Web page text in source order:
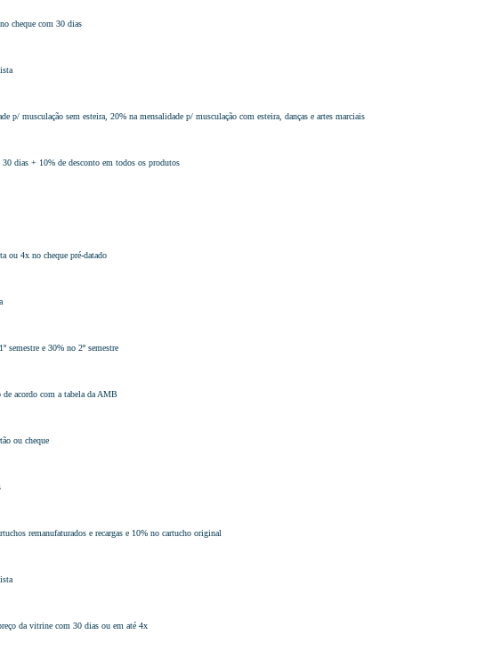
cheque com 30 dias
p/ musculação sem esteira, 20% na mensalidade p/ musculação com esteira, danças e artes marciais
30 dias + 10% de desconto em todos os produtos
ou 4x no cheque pré-datado
semestre e 30% no 2º semestre
de acordo com a tabela da AMB
ou cheque
remanufaturados e recargas e 10% no cartucho original
da vitrine com 30 dias ou em até 4x